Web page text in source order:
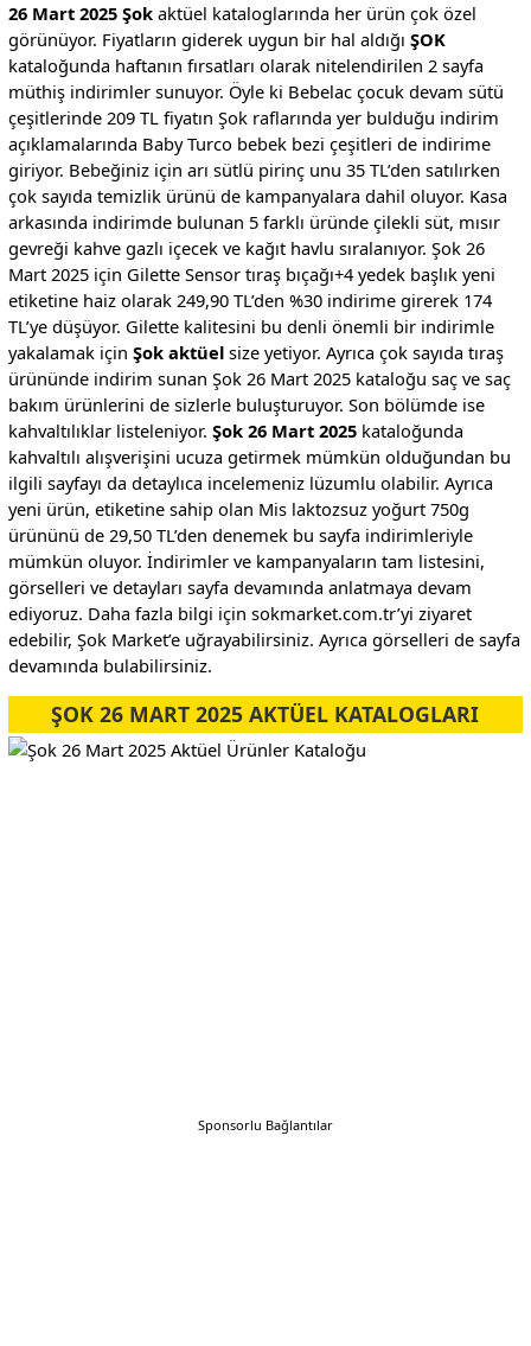
26 Mart 2025 Şokaktüel kataloglarında her ürün çok özel
görünüyor. Fiyatların giderek uygun bir hal aldığı ŞOK
kataloğunda haftanın fırsatları olarak nitelendirilen 2 sayfa
müthiş indirimler sunuyor. Öyle ki Bebelac çocuk devam sütü
çeşitlerinde 209 TL fiyatın Şok raflarında yer bulduğu indirim
açıklamalarında Baby Turco bebek bezi çeşitleri de indirime
giriyor. Bebeğiniz için arı sütlü pirinç unu 35 TL’den satılırken
çok sayıda temizlik ürünü de kampanyalara dahil oluyor. Kasa
arkasında indirimde bulunan 5 farklı üründe çilekli süt, mısır
gevreği kahve gazlı içecek ve kağıt havlu sıralanıyor. Şok 26
Mart 2025 için Gilette Sensor tıraş bıçağı+4 yedek başlık yeni
etiketine haiz olarak 249,90 TL’den %30 indirime girerek 174
TL’ye düşüyor. Gilette kalitesini bu denli önemli bir indirimle
yakalamak için Şok aktüelsize yetiyor. Ayrıca çok sayıda tıraş
ürününde indirim sunan Şok 26 Mart 2025 kataloğu saç ve saç
bakım ürünlerini de sizlerle buluşturuyor. Son bölümde ise
kahvaltılıklar listeleniyor. Şok 26 Mart 2025kataloğunda
kahvaltılı alışverişini ucuza getirmek mümkün olduğundan bu
ilgili sayfayı da detaylıca incelemeniz lüzumlu olabilir. Ayrıca
yeni ürün, etiketine sahip olan Mis laktozsuz yoğurt 750g
ürününü de 29,50 TL’den denemek bu sayfa indirimleriyle
mümkün oluyor. İndirimler ve kampanyaların tam listesini,
görselleri ve detayları sayfa devamında anlatmaya devam
ediyoruz. Daha fazla bilgi için sokmarket.com.tr’yi ziyaret
edebilir, Şok Market’e uğrayabilirsiniz. Ayrıca görselleri de sayfa
devamında bulabilirsiniz.
ŞOK 26 MART 2025 AKTÜEL KATALOGLARI
Sponsorlu Bağlantılar